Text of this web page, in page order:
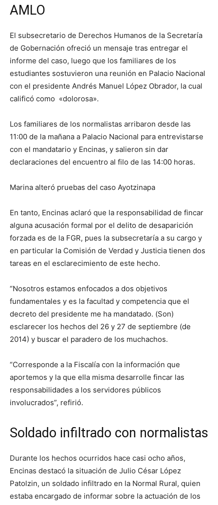
AMLO
El subsecretario de Derechos Humanos de la Secretaría
de Gobernación ofreció un mensaje tras entregar el
informe del caso, luego que los familiares de los
estudiantes sostuvieron una reunión en Palacio Nacional
con el presidente Andrés Manuel López Obrador, la cual
calificó como «dolorosa».
Los familiares de los normalistas arribaron desde las
11:00 de la mañana a Palacio Nacional para entrevistarse
con el mandatario y Encinas, y salieron sin dar
declaraciones del encuentro al filo de las 14:00 horas.
Marina alteró pruebas del caso Ayotzinapa
En tanto, Encinas aclaró que la responsabilidad de fincar
alguna acusación formal por el delito de desaparición
forzada es de la FGR, pues la subsecretaría a su cargo y
en particular la Comisión de Verdad y Justicia tienen dos
tareas en el esclarecimiento de este hecho.
“Nosotros estamos enfocados a dos objetivos
fundamentales y es la facultad y competencia que el
decreto del presidente me ha mandatado. (Son)
esclarecer los hechos del 26 y 27 de septiembre (de
2014) y buscar el paradero de los muchachos.
“Corresponde a la Fiscalía con la información que
aportemos y la que ella misma desarrolle fincar las
responsabilidades a los servidores públicos
involucrados”, refirió.
Soldado infiltrado con normalistas
Durante los hechos ocurridos hace casi ocho años,
Encinas destacó la situación de Julio César López
Patolzin, un soldado infiltrado en la Normal Rural, quien
estaba encargado de informar sobre la actuación de los